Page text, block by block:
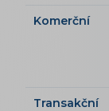
Komerční
Transakční